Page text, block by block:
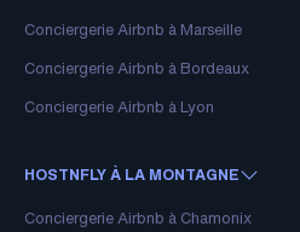
Conciergerie Airbnb à Marseille
Conciergerie Airbnb à Bordeaux
Conciergerie Airbnb à Lyon
HOSTNFLY À LA MONTAGNE
Conciergerie Airbnb à Chamonix